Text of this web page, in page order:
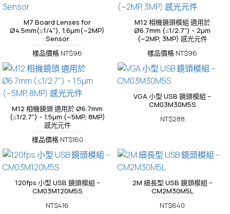
M7 Board Lenses for
Ø4.5mm(≤1/4"), 1.6µm(~2MP)
Sensor
樣品價格 NT$96
M12 相機鏡頭模組 適用於
Ø6.7mm (≤1/2.7")、2µm
(~2MP, 3MP) 感光元件
樣品價格 NT$96
M12 相機鏡頭 適用於 Ø6.7mm
(≤1/2.7")、1.5µm (~5MP, 8MP)
感光元件
樣品價格 NT$160
VGA 小型 USB 鏡頭模組 –
CM03M30M5S
NT$288
120fps 小型 USB 鏡頭模組 –
CM03M120M5S
NT$416
2M 細長型 USB 鏡頭模組 –
CM2M30M5L
NT$640